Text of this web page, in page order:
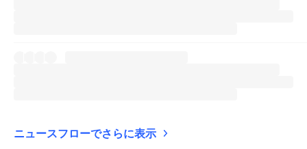
ニュースフローでさらに表示